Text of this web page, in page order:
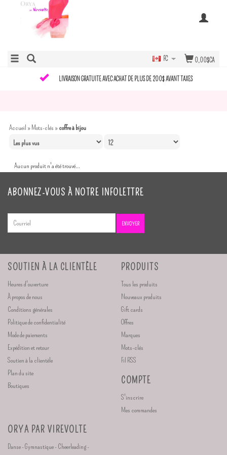
0,00$CA
FC
LIVRAISON GRATUITE AVEC ACHAT DE PLUS DE 200$ AVANT TAXES
Accueil »Mots-clés »coffre à bijou
Aucun produit n'a été trouvé...
ABONNEZ-VOUS À NOTRE INFOLETTRE
ENVOYER
SOUTIEN À LA CLIENTÈLE
Heures d'ouverture
À propos de nous
Conditions générales
Politique de confidentialité
Mode de paiements
Expédition et retour
Soutien à la clientèle
Plan du site
Boutiques
PRODUITS
Tous les produits
Nouveaux produits
Gift cards
Offres
Marques
Mots-clés
Fil RSS
COMPTE
S'inscrire
Mes commandes
ORYA PAR VIREVOLTE
Danse - Gymnastique - Cheerleading -